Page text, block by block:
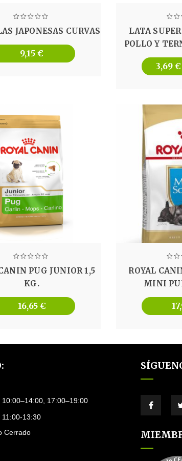
JAPONESAS CURVAS
9,15 €
LATA
POLLO Y
3,69 €
PUG JUNIOR 1,5
KG.
16,65 €
ROYAL
MINI
10:00–14:00, 17:00–19:00
11:00-13:30
Cerrado